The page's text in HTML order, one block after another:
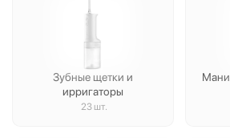
Зубные щетки и
ирригаторы
23 шт.